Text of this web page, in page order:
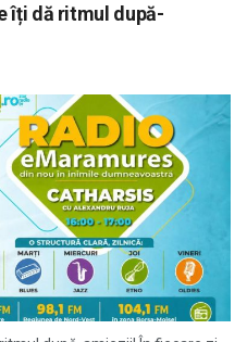
îți dă ritmul după-